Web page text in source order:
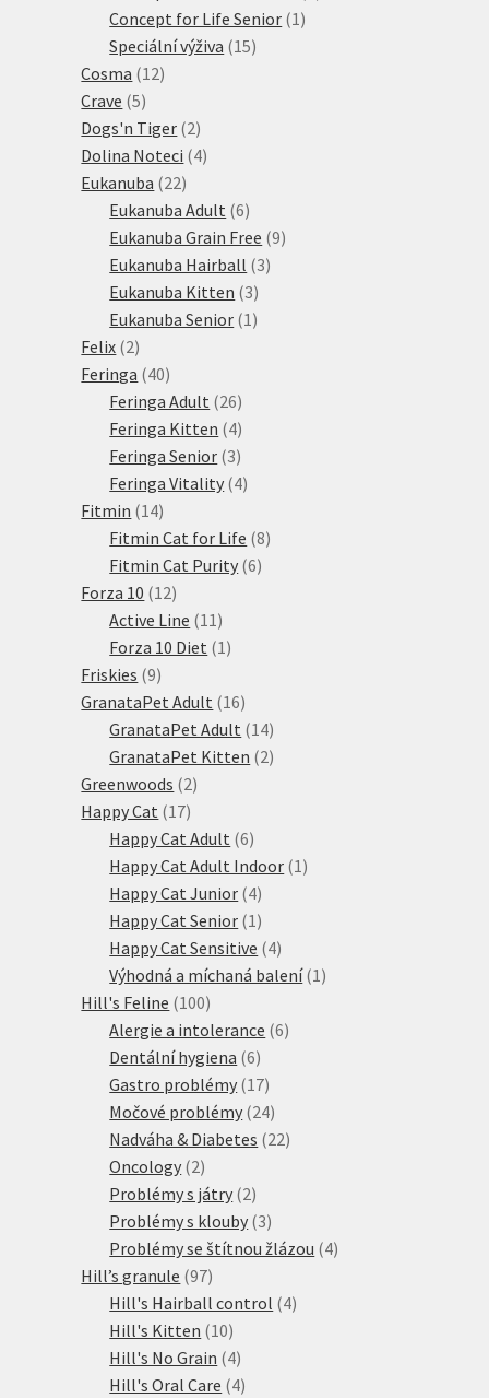
Concept for Life Senior 1 1
Speciální výživa 1515
Cosma 1212
Crave 55
produktů
Dogs'n Tiger 22
produkty
Dolina Noteci 44
Eukanuba 2222
produktů
Eukanuba Adult 66
produktů
Eukanuba Grain Free 99
Eukanuba Hairball 33
Eukanuba Kitten 33
produkty
Eukanuba Senior 1 1
Felix 22
produkty
Feringa 4040
produktů
Feringa Adult 2626
produktů
Feringa Kitten 44
produkty
Feringa Senior 33
produkty
Feringa Vitality 44
Fitmin 1414
produktů
Fitmin Cat for Life 88
Fitmin Cat Purity 66
Forza 10 1212
produktů
Active Line 11 11
produktů
Forza 10 Diet 1 1
Friskies 99
produktů
GranataPet Adult 1616
produktů
GranataPet Adult 1414
produktů
GranataPet Kitten 22
Greenwoods 22
Happy Cat 1717
produktů
Happy Cat Adult 66
produktů
Happy Cat Adult Indoor 1 1
Happy Cat Junior 44
produkty
Happy Cat Senior 1 1
produkt
Happy Cat Sensitive 44
produkty
Výhodná a míchaná balení 1 1
Hill's Feline 100100
produktů
Alergie a intolerance 66
Dentální hygiena 66
produktů
Gastro problémy 1717
produktů
Močové problémy 2424
produktů
Nadváha & Diabetes 2222
Oncology 22
produkty
Problémy s játry 22
produkty
Problémy s klouby 33
produkty
Problémy se štítnou žlázou 44
Hill’s granule 9797
produktů
Hill's Hairball control 44
Hill's Kitten 1010
produktů
Hill's No Grain 44
produkty
Hill's Oral Care 44